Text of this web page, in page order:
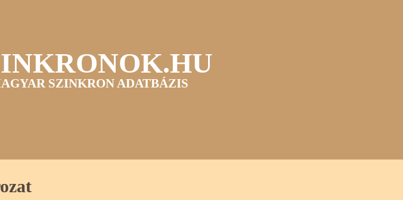
SZINKRON ADATBÁZIS